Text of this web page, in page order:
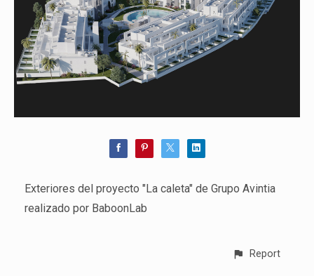
Exteriores del proyecto "La caleta" de Grupo Avintia
realizado por BaboonLab
Report